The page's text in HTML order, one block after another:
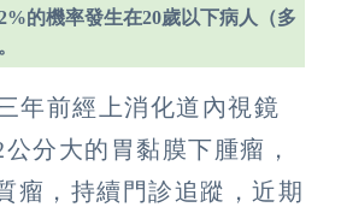
的機率發生在20歲以下病人（多
年前經上消化道內視鏡
分大的胃黏膜下腫瘤，
瘤，持續門診追蹤，近期